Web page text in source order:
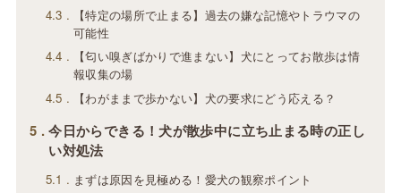
4.3
【特定の場所で止まる】過去の嫌な記憶やトラウマの
可能性
4.4
【匂い嗅ぎばかりで進まない】犬にとってお散歩は情
報収集の場
4.5
【わがままで歩かない】犬の要求にどう応える？
5
今日からできる！犬が散歩中に立ち止まる時の正し
い対処法
5.1
まずは原因を見極める！愛犬の観察ポイント